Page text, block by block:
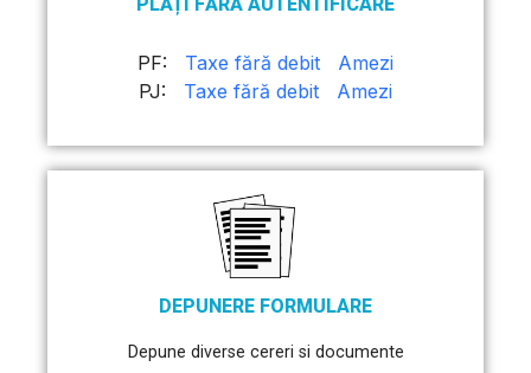
PF: Taxe fără debit
Amezi
PJ: Taxe fără debit Amezi
DEPUNERE FORMULARE
Depune diverse cereri si documente